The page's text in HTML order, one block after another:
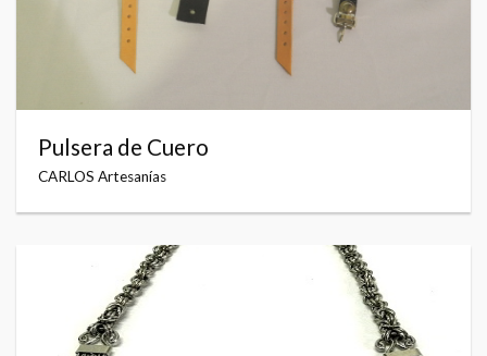
Pulsera de Cuero
CARLOS Artesanías